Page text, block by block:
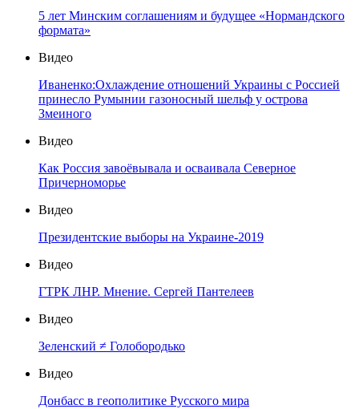
5 лет Минским соглашениям и будущее «Нормандского
формата»
Видео
Иваненко:Охлаждение отношений Украины с Россией
принесло Румынии газоносный шельф у острова
Змеиного
Видео
Как Россия завоёвывала и осваивала Северное
Причерноморье
Видео
Президентские выборы на Украине-2019
Видео
ГТРК ЛНР. Мнение. Сергей Пантелеев
Видео
Зеленский ≠ Голобородько
Видео
Донбасс в геополитике Русского мира